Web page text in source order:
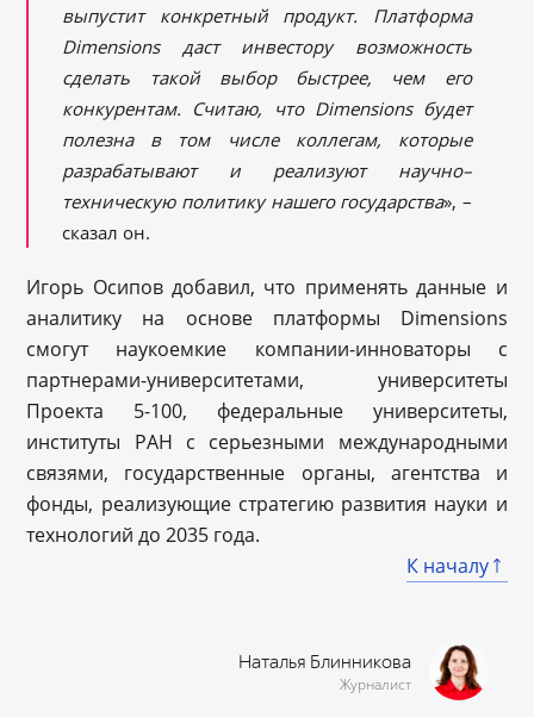
выпустит конкретный продукт. Платформа
Dimensions даст инвестору возможность
сделать такой выбор быстрее, чем его
конкурентам. Считаю, что Dimensions будет
полезна в том числе коллегам, которые
разрабатывают и реализуют научно–
техническую политику нашего государства», –
сказал он.
Игорь Осипов добавил, что применять данные и
аналитику на основе платформы Dimensions
смогут наукоемкие компании-инноваторы с
партнерами-университетами, университеты
Проекта 5-100, федеральные университеты,
институты РАН с серьезными международными
связями, государственные органы, агентства и
фонды, реализующие стратегию развития науки и
технологий до 2035 года.
К началу
Наталья Блинникова
Журналист